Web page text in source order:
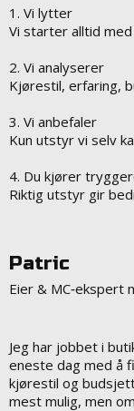
1. Vi lytter
Vi starter alltid
2. Vi analyserer
Kjørestil, erfaring,
3. Vi anbefaler
Kun utstyr vi selv
4. Du kjører
Riktig utstyr gir
Patric
Eier & MC‑ekspert
Jeg har jobbet i
eneste dag med å
kjørestil og
mest mulig, men